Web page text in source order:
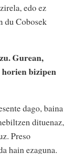
edo ez
du Cobosek
Gurean,
bizipen
dago, baina
dituenaz,
Preso
hain ezaguna.